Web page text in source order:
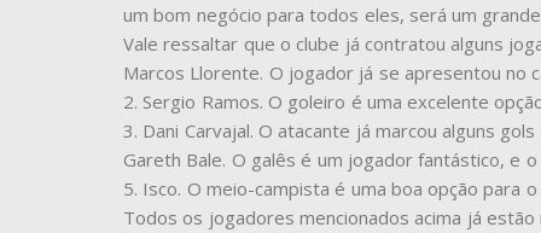
um bom negócio para todos eles, será um
Vale ressaltar que o clube já contratou alguns
Marcos Llorente. O jogador já se apresentou no
2. Sergio Ramos. O goleiro é uma excelente
3. Dani Carvajal. O atacante já marcou alguns
Gareth Bale. O galês é um jogador fantástico, e
5. Isco. O meio-campista é uma boa opção para
Todos os jogadores mencionados acima já